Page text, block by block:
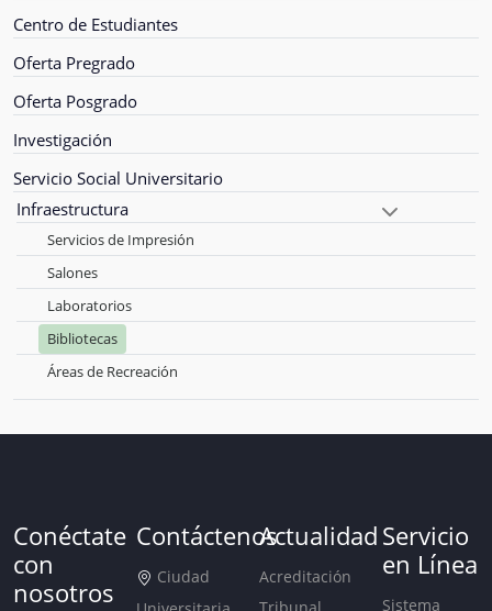
Centro de Estudiantes
Oferta Pregrado
Oferta Posgrado
Investigación
Servicio Social Universitario
Infraestructura
Servicios de Impresión
Salones
Laboratorios
Bibliotecas
Áreas de Recreación
Conéctate
con
nosotros
Contáctenos
Ciudad
Actualidad
Acreditación
Tribunal
Servicio
en Línea
Sistema